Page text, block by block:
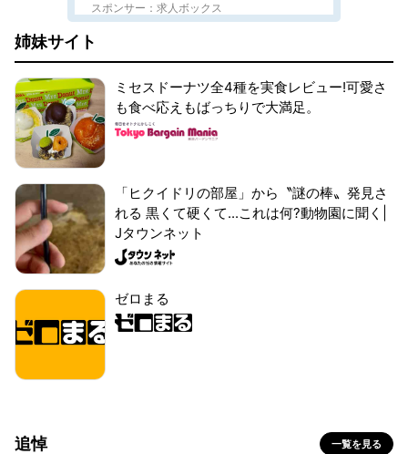
スポンサー：求人ボックス
姉妹サイト
ミセスドーナツ全4種を実食レビュー!可愛さ
も食べ応えもばっちりで大満足。
「ヒクイドリの部屋」から〝謎の棒〟発見さ
れる 黒くて硬くて...これは何?動物園に聞く|
Jタウンネット
ゼロまる
追悼 一覧を見る